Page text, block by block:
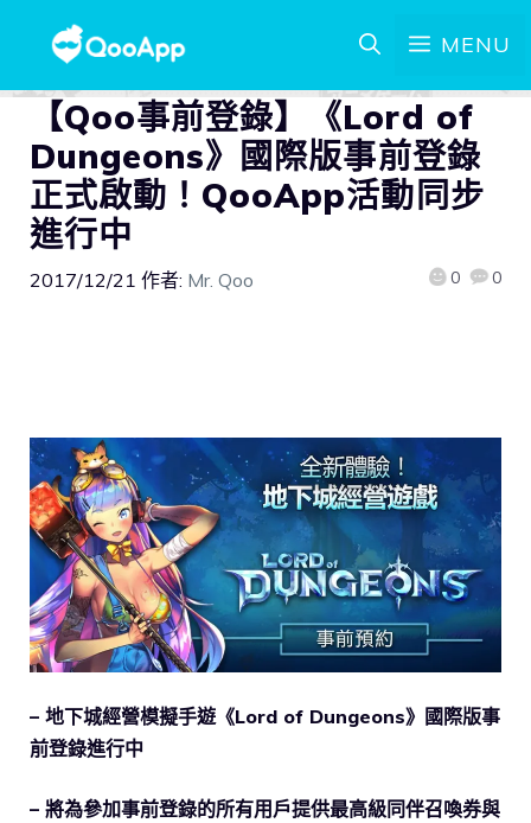
MENU
【Qoo事前登錄】《Lord of
Dungeons》國際版事前登錄
正式啟動！QooApp活動同步
進行中
2017/12/21 作者: Mr. Qoo 0 0
– 地下城經營模擬手遊《Lord of Dungeons》國際版事
前登錄進行中
– 將為參加事前登錄的所有用戶提供最高級同伴召喚券與